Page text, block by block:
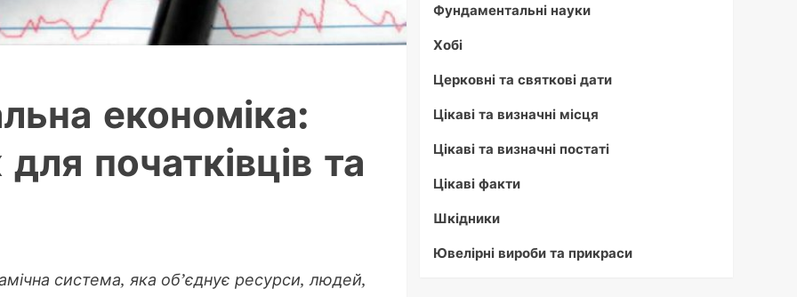
економіка:
початківців та
система, яка об’єднує ресурси, людей,
Фундаментальні науки
Хобі
Церковні та святкові дати
Цікаві та визначні місця
Цікаві та визначні постаті
Цікаві факти
Шкідники
Ювелірні вироби та прикраси